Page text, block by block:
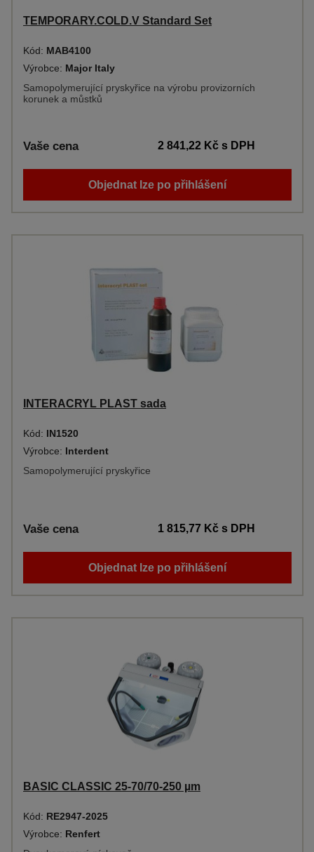
TEMPORARY.COLD.V Standard Set
Kód: MAB4100
Výrobce: Major Italy
Samopolymerující pryskyřice na výrobu provizorních
korunek a můstků
Vaše cena 2 841,22 Kčs DPH
Objednat lze po přihlášení
INTERACRYL PLAST sada
Kód: IN1520
Výrobce: Interdent
Samopolymerující pryskyřice
Vaše cena 1 815,77 Kčs DPH
Objednat lze po přihlášení
BASIC CLASSIC 25-70/70-250 µm
Kód: RE2947-2025
Výrobce: Renfert